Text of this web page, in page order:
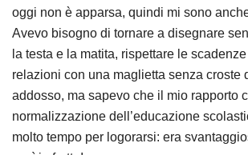
oggi non è apparsa, quindi mi sono
Avevo bisogno di tornare a disegnare
la testa e la matita, rispettare le
relazioni con una maglietta senza croste
addosso, ma sapevo che il mio rapporto
normalizzazione dell’educazione
molto tempo per logorarsi: era